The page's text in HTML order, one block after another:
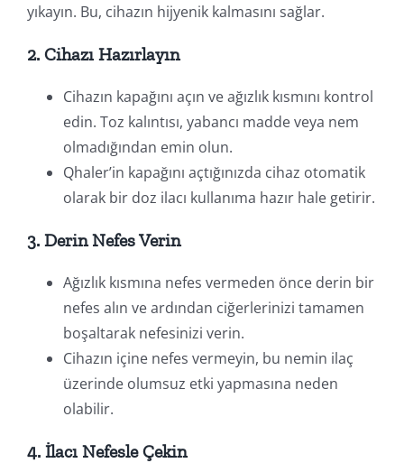
yıkayın. Bu, cihazın hijyenik kalmasını sağlar.
2. Cihazı Hazırlayın
Cihazın kapağını açın ve ağızlık kısmını kontrol
edin. Toz kalıntısı, yabancı madde veya nem
olmadığından emin olun.
Qhaler’in kapağını açtığınızda cihaz otomatik
olarak bir doz ilacı kullanıma hazır hale getirir.
3. Derin Nefes Verin
Ağızlık kısmına nefes vermeden önce derin bir
nefes alın ve ardından ciğerlerinizi tamamen
boşaltarak nefesinizi verin.
Cihazın içine nefes vermeyin, bu nemin ilaç
üzerinde olumsuz etki yapmasına neden
olabilir.
4. İlacı Nefesle Çekin